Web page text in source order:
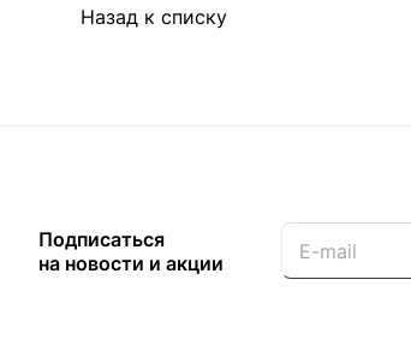
Назад к списку
Подписаться
на новости и акции